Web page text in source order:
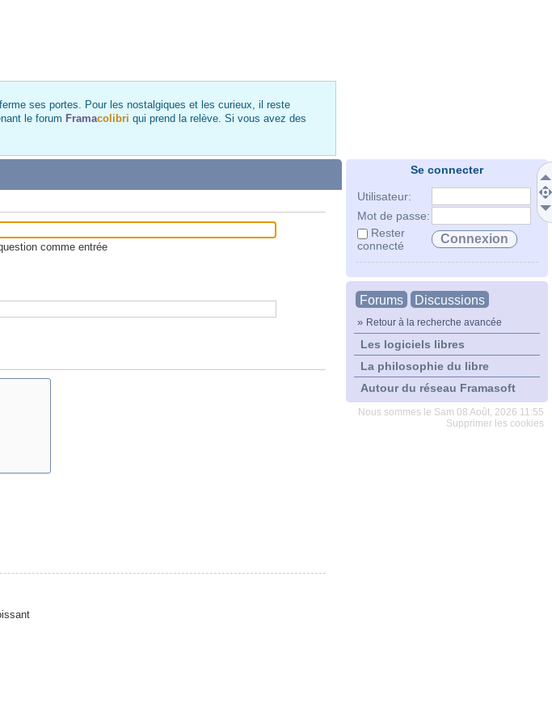
ses portes. Pour les nostalgiques et les curieux, il reste
le forum Framacolibri qui prend la relève. Si vous avez des
Se connecter
Utilisateur:
Mot de passe:
Rester
connecté
Forums Discussions
» Retour à la recherche avancée
Les logiciels libres
La philosophie du libre
Autour du réseau Framasoft
Nous sommes le Sam 08 Août, 2026 11:55
Supprimer les cookies
comme entrée